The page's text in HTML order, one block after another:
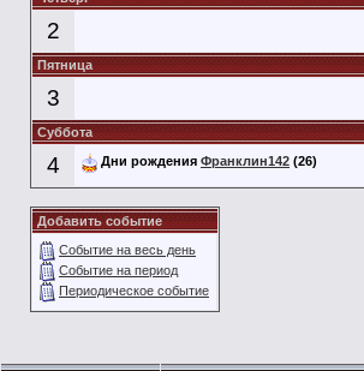
2
Пятница
3
Суббота
4 Дни рождения Франклин142 (26)
Добавить событие
Событие на весь день
Событие на период
Периодическое событие